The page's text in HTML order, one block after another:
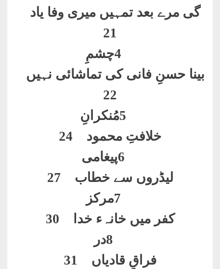
گی مرے بعد تمہیں میری وفا یاد
21
4چشمِ
بینا حسنِ فانی کی تماشائی نہیں
22
5مُنکرانِ
خلافتِ محمود 24
6پیغامی
لیڈروں سے خطاب 27
7مرکز
کفر میں خانہء خدا 30
8در
فراقِ قادیاں 31